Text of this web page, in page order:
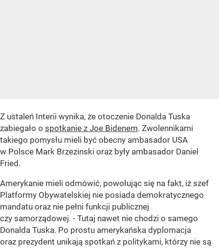
Z ustaleń Interii wynika, że otoczenie Donalda Tuska
zabiegało o spotkanie z Joe Bidenem. Zwolennikami
takiego pomysłu mieli być obecny ambasador USA
w Polsce Mark Brzezinski oraz były ambasador Daniel
Fried.
Amerykanie mieli odmówić, powołując się na fakt, iż szef
Platformy Obywatelskiej nie posiada demokratycznego
mandatu oraz nie pełni funkcji publicznej
czy samorządowej. - Tutaj nawet nie chodzi o samego
Donalda Tuska. Po prostu amerykańska dyplomacja
oraz prezydent unikają spotkań z politykami, którzy nie są